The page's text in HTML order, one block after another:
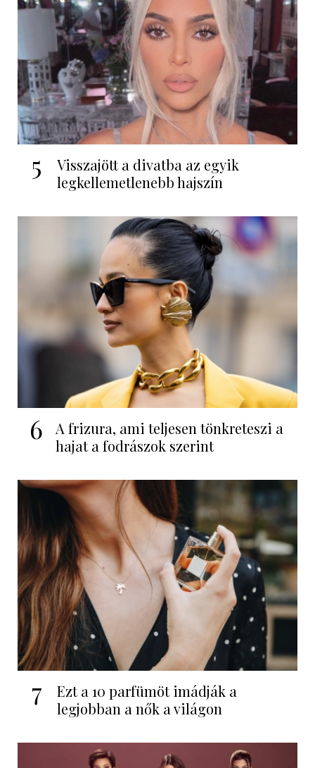
5
Visszajött a divatba az egyik
legkellemetlenebb hajszín
6
A frizura, ami teljesen tönkreteszi a
hajat a fodrászok szerint
7
Ezt a 10 parfümöt imádják a
legjobban a nők a világon